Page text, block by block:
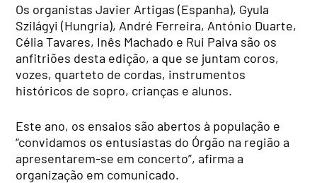
Os organistas Javier Artigas (Espanha), Gyula
Szilágyi (Hungria), André Ferreira, António Duarte,
Célia Tavares, Inês Machado e Rui Paiva são os
anfitriões desta edição, a que se juntam coros,
vozes, quarteto de cordas, instrumentos
históricos de sopro, crianças e alunos.
Este ano, os ensaios são abertos à população e
“convidamos os entusiastas do Órgão na região a
apresentarem-se em concerto”, afirma a
organização em comunicado.